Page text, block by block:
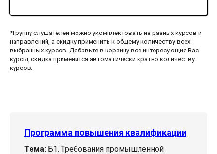
*Группу слушателей можно укомплектовать из разных курсов и
направлений, а скидку применить к общему количеству всех
выбранных курсов. Добавьте в корзину все интересующие Вас
курсы, скидка применится автоматически кратно количеству
курсов.
Программа повышения квалификации
Тема: Б1. Требования промышленной